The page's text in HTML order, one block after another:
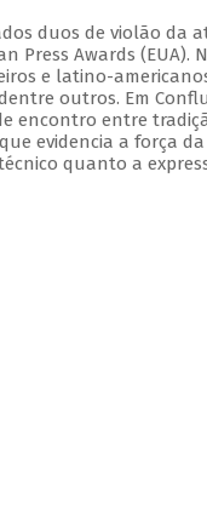
duos de violão da
Press Awards (EUA).
e latino-
outros. Em
encontro entre
evidencia a força
quanto a